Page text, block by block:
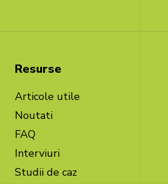
Resurse
Articole utile
Noutati
FAQ
Interviuri
Studii de caz